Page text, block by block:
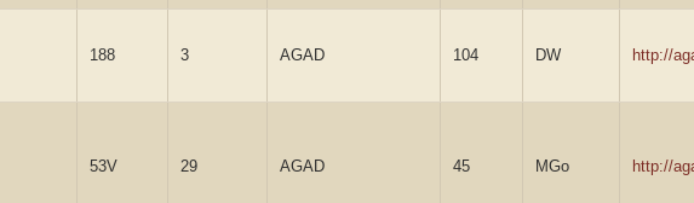
188 3 AGAD 104 DW http://
53V 29 AGAD 45 MGo http://